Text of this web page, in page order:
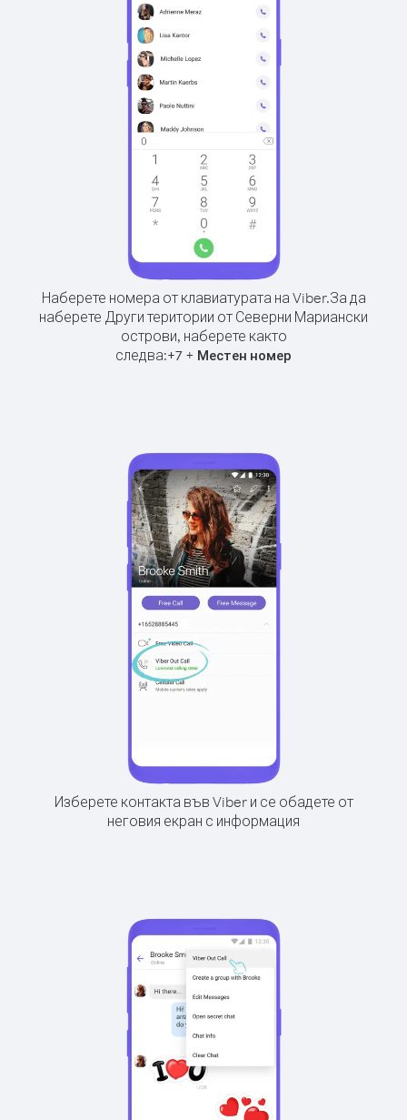
Наберете номера от клавиатурата на Viber.За да
наберете Други територии от Северни Мариански
острови, наберете както
следва:+7 + Местен номер
Изберете контакта във Viber и се обадете от
неговия екран с информация